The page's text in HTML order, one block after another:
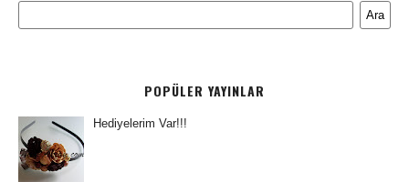
POPÜLER YAYINLAR
Hediyelerim Var!!!